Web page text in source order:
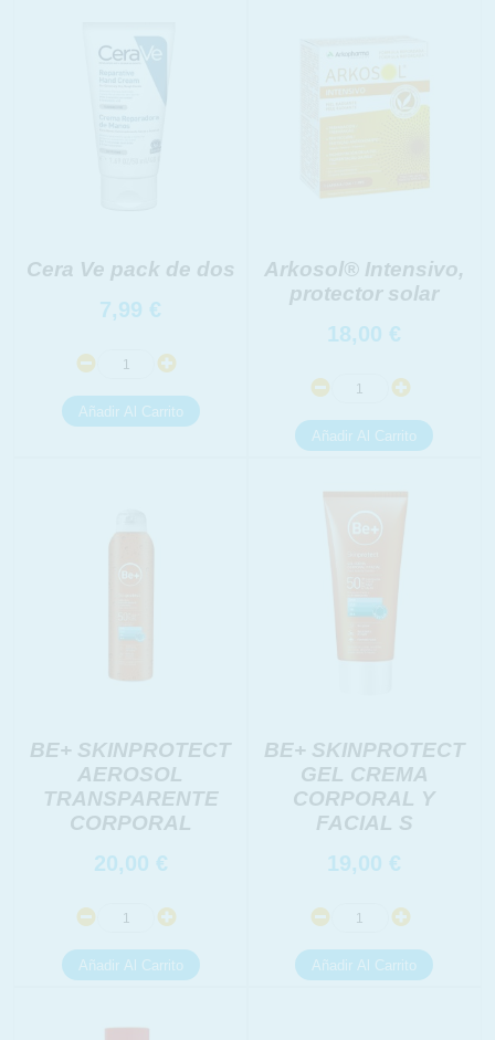
Cera Ve pack de dos
7,99 €
Arkosol® Intensivo,
protector solar
18,00 €
BE+ SKINPROTECT
AEROSOL
TRANSPARENTE
CORPORAL
20,00 €
BE+ SKINPROTECT
GEL CREMA
CORPORAL Y
FACIAL S
19,00 €